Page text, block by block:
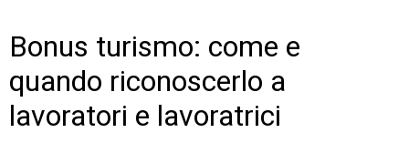
Bonus turismo: come e
quando riconoscerlo a
lavoratori e lavoratrici